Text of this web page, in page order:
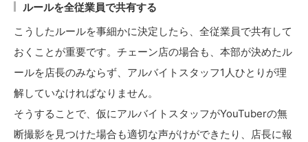
ルールを全従業員で共有する
こうしたルールを事細かに決定したら、全従業員で共有して
おくことが重要です。チェーン店の場合も、本部が決めたル
ールを店長のみならず、アルバイトスタッフ1人ひとりが理
解していなければなりません。
そうすることで、仮にアルバイトスタッフがYouTuberの無
断撮影を見つけた場合も適切な声がけができたり、店長に報